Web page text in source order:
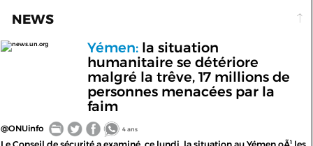
NEWS
news.un.org Yémen:la situation
humanitaire se détériore
malgré la trêve, 17 millions de
personnes menacées par la
faim
@ONUinfo 4 ans